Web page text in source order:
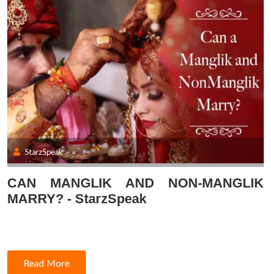
StarzSpeak
CAN MANGLIK AND NON-MANGLIK
MARRY? - StarzSpeak
Read More